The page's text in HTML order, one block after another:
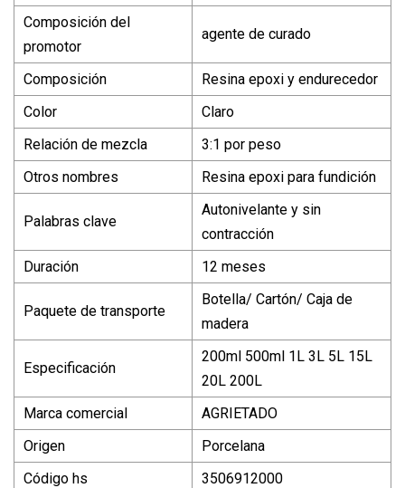
Composición del
promotor
agente de curado
Composición
Resina epoxi y endurecedor
Color
Claro
Relación de mezcla
3:1 por peso
Otros nombres
Resina epoxi para fundición
Palabras clave
Autonivelante y sin
contracción
Duración
12 meses
Paquete de transporte
Botella/ Cartón/ Caja de
madera
Especificación
200ml 500ml 1L 3L 5L 15L
20L 200L
Marca comercial
AGRIETADO
Origen
Porcelana
Código hs
3506912000